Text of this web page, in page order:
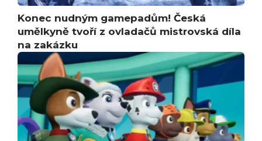
Konec nudným gamepadům! Česká
umělkyně tvoří z ovladačů mistrovská díla
na zakázku